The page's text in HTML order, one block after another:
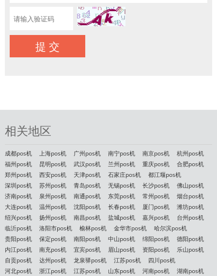
相关地区
成都pos机 上海pos机 广州pos机 南宁pos机 南京pos机
杭州pos机
福州pos机
昆明pos机 武汉pos机 兰州pos机 重庆pos机
合肥pos机
郑州pos机
西安pos机 天津pos机 石家庄pos机
都江堰pos机
深圳pos机
苏州pos机 青岛pos机 无锡pos机 长沙pos机
佛山pos机
济南pos机
泉州pos机 南通pos机 东莞pos机 常州pos机
烟台pos机
大连pos机
温州pos机 沈阳pos机 长春pos机 厦门pos机
潍坊pos机
绍兴pos机
扬州pos机 南昌pos机 盐城pos机 嘉兴pos机
台州pos机
临沂pos机
洛阳市pos机 榆林pos机 金华市pos机
哈尔滨pos机
贵阳pos机
保定pos机 南阳pos机 中山pos机 绵阳pos机
德阳pos机
内江pos机
南充pos机 宜宾pos机 眉山pos机 资阳pos机
乐山pos机
自贡pos机
达州pos机 龙泉驿pos机 江苏pos机
四川pos机
河北pos机
浙江pos机 江苏pos机 山东pos机 河南pos机
湖南pos机